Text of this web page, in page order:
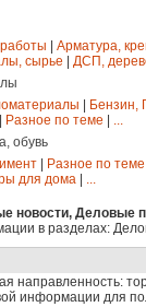
Арматура,
сырье
ДСП,
Бензин,
Разное по теме
...
обувь
Разное по теме
для дома ...
новости, Деловые
в разделах:
направленность:
информации для